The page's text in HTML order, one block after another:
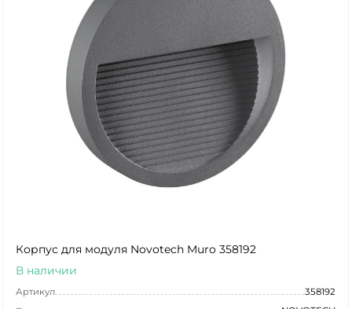
Корпус для модуля Novotech Muro 358192
В наличии
Артикул
358192